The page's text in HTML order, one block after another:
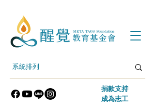
​捐款支持
​成為志工